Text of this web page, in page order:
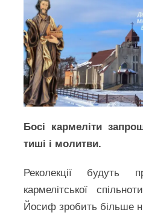
Босі кармеліти
тиші і молитви.
Реколекції будуть
кармелітської
Йосиф зробить більше